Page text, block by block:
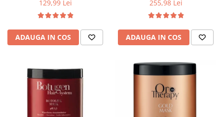
129,99 Lei
ADAUGA IN COS
255,98 Lei
ADAUGA IN COS